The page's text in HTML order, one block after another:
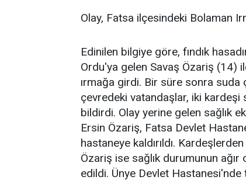
Olay, Fatsa ilçesindeki Bolaman
Edinilen bilgiye göre, fındık
Ordu'ya gelen Savaş Özariş (14)
ırmağa girdi. Bir süre sonra suda
çevredeki vatandaşlar, iki kardeşi
bildirdi. Olay yerine gelen sağlık
Ersin Özariş, Fatsa Devlet
hastaneye kaldırıldı.
Özariş ise sağlık durumunun
edildi. Ünye Devlet